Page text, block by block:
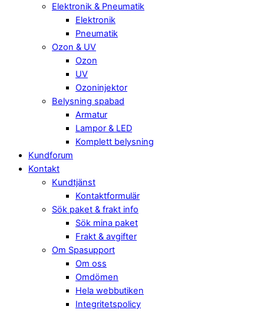
Elektronik & Pneumatik
Elektronik
Pneumatik
Ozon & UV
Ozon
UV
Ozoninjektor
Belysning spabad
Armatur
Lampor & LED
Komplett belysning
Kundforum
Kontakt
Kundtjänst
Kontaktformulär
Sök paket & frakt info
Sök mina paket
Frakt & avgifter
Om Spasupport
Om oss
Omdömen
Hela webbutiken
Integritetspolicy